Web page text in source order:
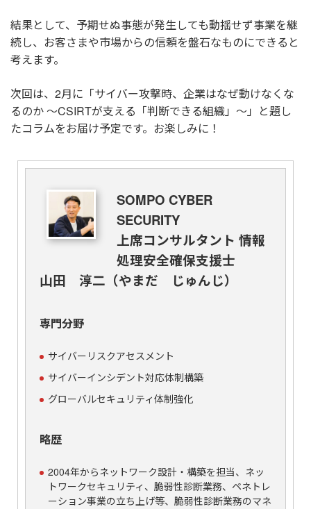
結果として、予期せぬ事態が発生しても動揺せず事業を継
続し、お客さまや市場からの信頼を盤石なものにできると
考えます。
次回は、2月に「サイバー攻撃時、企業はなぜ動けなくな
るのか ～CSIRTが支える「判断できる組織」～」と題し
たコラムをお届け予定です。お楽しみに！
SOMPO CYBER
SECURITY
上席コンサルタント 情報
処理安全確保支援士
山田 淳二（やまだ じゅんじ）
専門分野
サイバーリスクアセスメント
サイバーインシデント対応体制構築
グローバルセキュリティ体制強化
略歴
2004年からネットワーク設計・構築を担当、ネッ
トワークセキュリティ、脆弱性診断業務、ペネトレ
ーション事業の立ち上げ等、脆弱性診断業務のマネ